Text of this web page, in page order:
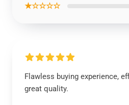
★☆☆☆☆
Flawless buying experience,
great quality.